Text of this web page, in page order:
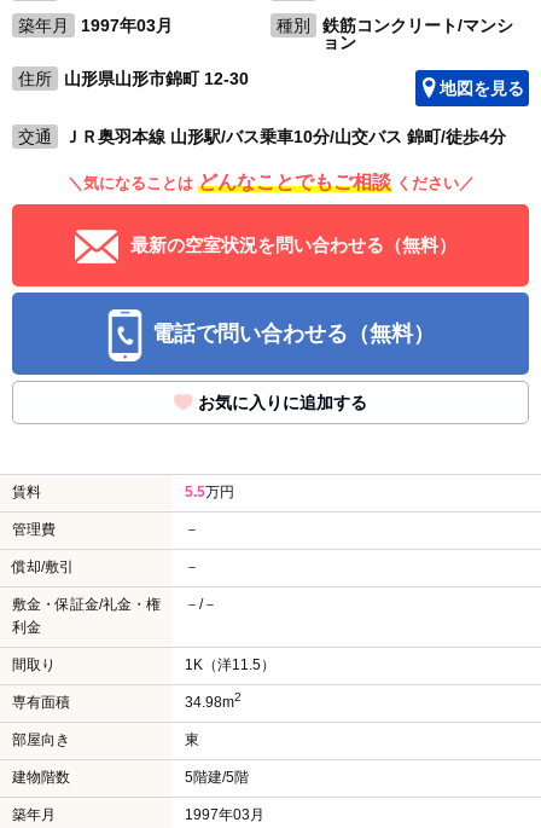
築年月
1997年03月 種別
鉄筋コンクリート/マンシ
ョン
住所
山形県山形市錦町 12-30 地図を見る
交通 ＪＲ奥羽本線 山形駅/バス乗車10分/山交バス 錦町/徒歩4分
＼気になることは どんなことでもご相談 ください／
最新の空室状況を問い合わせる（無料）
電話で問い合わせる（無料）
お気に入りに追加する
賃料 5.5万円
管理費 －
償却/敷引 －
敷金・保証金/礼金・権
利金
－/－
間取り 1K（洋11.5）
専有面積 34.98m2
部屋向き 東
建物階数 5階建/5階
築年月 1997年03月